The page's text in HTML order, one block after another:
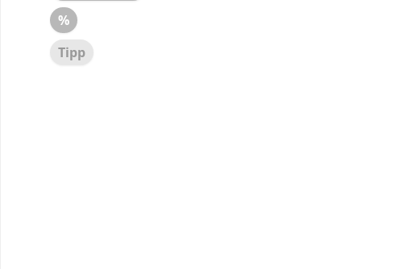
%Rabatt
Tipp